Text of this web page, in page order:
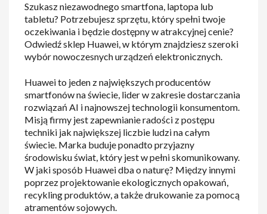
Szukasz niezawodnego smartfona, laptopa lub
tabletu? Potrzebujesz sprzętu, który spełni twoje
oczekiwania i będzie dostępny w atrakcyjnej cenie?
Odwiedź sklep Huawei, w którym znajdziesz szeroki
wybór nowoczesnych urządzeń elektronicznych.
Huawei to jeden z największych producentów
smartfonów na świecie, lider w zakresie dostarczania
rozwiązań AI i najnowszej technologii konsumentom.
Misją firmy jest zapewnianie radości z postępu
techniki jak największej liczbie ludzi na całym
świecie. Marka buduje ponadto przyjazny
środowisku świat, który jest w pełni skomunikowany.
W jaki sposób Huawei dba o naturę? Między innymi
poprzez projektowanie ekologicznych opakowań,
recykling produktów, a także drukowanie za pomocą
atramentów sojowych.